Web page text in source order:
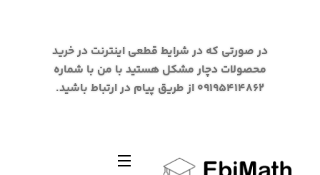
در صورتی که در شرایط قطعی اینترنت در خرید
محصولات دچار مشکل هستید با من با شماره
09195414862 از طریق پیام در ارتباط باشید.